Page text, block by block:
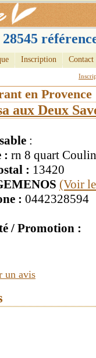
Inscription Contact
en Provence
aux Deux
:
: rn 8 quart Coulin
: 13420
(Voir
: 0442328594
/ Promotion :
un avis